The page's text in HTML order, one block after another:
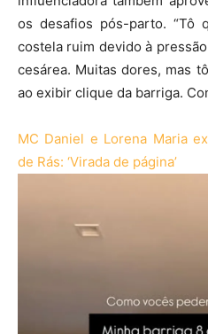
os desafios pós-parto. “Tô
costela ruim devido à
cesárea. Muitas dores, mas
ao exibir clique da barriga.
MC Daniel e Lorena Maria
de Rás: ‘Virada de página’